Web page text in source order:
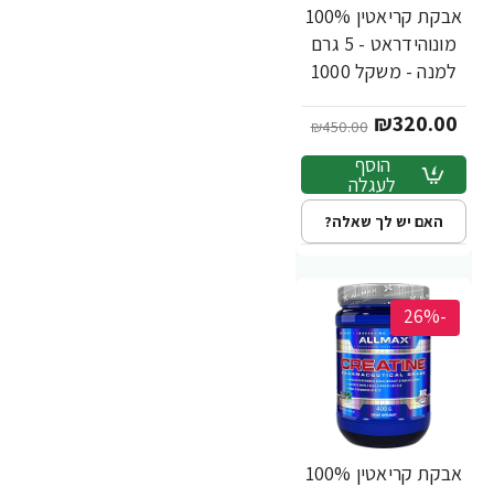
אבקת קריאטין 100%
מונוהידראט - 5 גרם
למנה - משקל 1000
₪320.00
₪450.00
הוסף
לעגלה
האם יש לך שאלה?
-26%
אבקת קריאטין 100%